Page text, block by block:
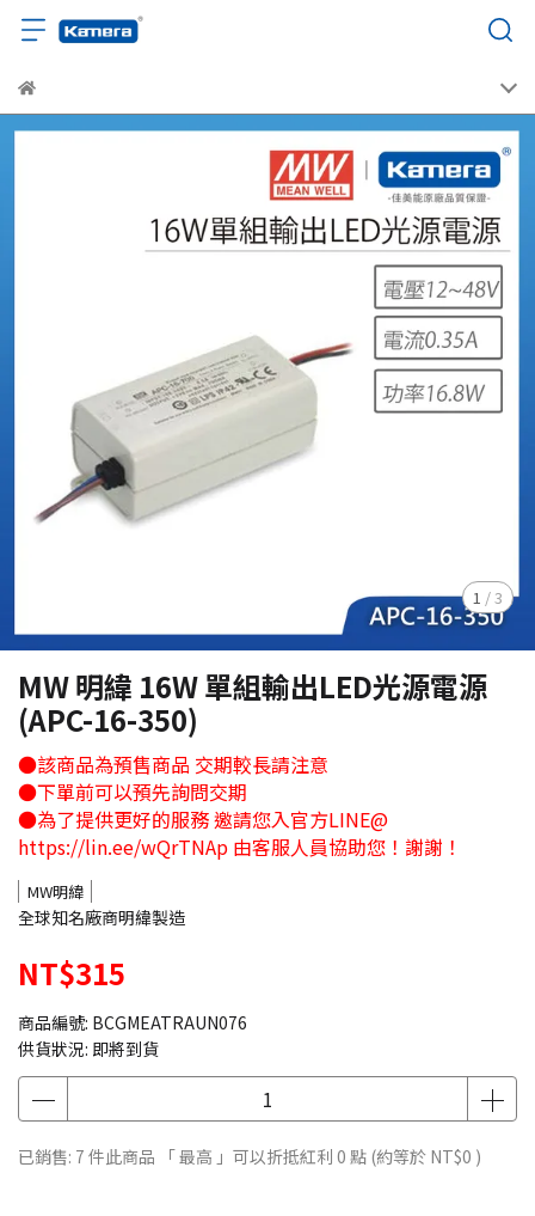
1 /3
MW 明緯 16W 單組輸出LED光源電源
(APC-16-350)
●該商品為預售商品 交期較長請注意
●下單前可以預先詢問交期
●為了提供更好的服務 邀請您入官方LINE@
https://lin.ee/wQrTNAp 由客服人員協助您！謝謝！
MW明緯
全球知名廠商明緯製造
NT$315
商品編號: BCGMEATRAUN076
供貨狀況: 即將到貨
已銷售: 7 件此商品 「 最高 」可以折抵紅利 0 點 (約等於 NT$0 )